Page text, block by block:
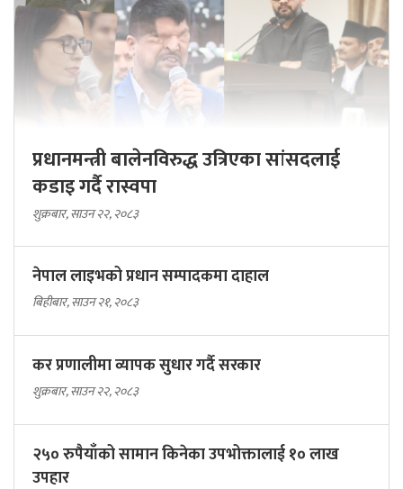
प्रधानमन्त्री बालेनविरुद्ध उत्रिएका सांसदलाई
कडाइ गर्दै रास्वपा
शुक्रबार, साउन २२, २०८३
नेपाल लाइभको प्रधान सम्पादकमा दाहाल
बिहीबार, साउन २१, २०८३
कर प्रणालीमा व्यापक सुधार गर्दै सरकार
शुक्रबार, साउन २२, २०८३
२५० रुपैयाँको सामान किनेका उपभोक्तालाई १० लाख
उपहार